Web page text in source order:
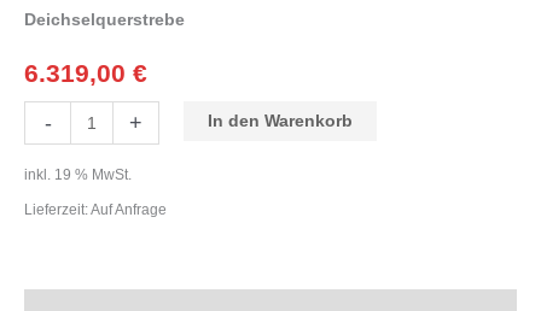
Deichselquerstrebe
6.319,00 €
- + In den Warenkorb
inkl. 19 % MwSt.
Lieferzeit:Auf Anfrage